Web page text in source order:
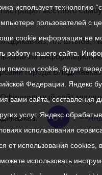
местного
пл. Штыба,
города Владикавказ
сайт
6+
использует технологию
пользователей с
cookie информация не
работу нашего сайта.
помощи cookie, будет
Федерации. Яндекс
вами сайта, составления
услуг. Яндекс
использования
от использования cookies,
использовать